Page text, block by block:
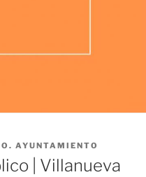
AYUNTAMIENTO
| Villanueva